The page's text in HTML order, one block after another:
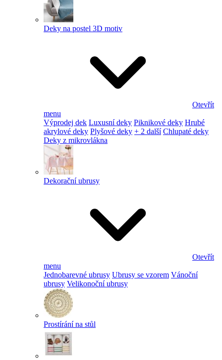
Deky na postel 3D motiv
Otevřít
menu
Výprodej dek Luxusní deky Piknikové deky Hrubé
akrylové deky Plyšové deky + 2 další Chlupaté deky
Deky z mikrovlákna
Dekorační ubrusy
Otevřít
menu
Jednobarevné ubrusy Ubrusy se vzorem Vánoční
ubrusy Velikonoční ubrusy
Prostírání na stůl